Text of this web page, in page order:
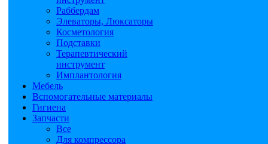
Раббердам
Элеваторы, Люксаторы
Косметология
Подставки
Терапевтический
инструмент
Имплантология
Мебель
Вспомогательные материалы
Гигиена
Запчасти
Все
Для компрессора